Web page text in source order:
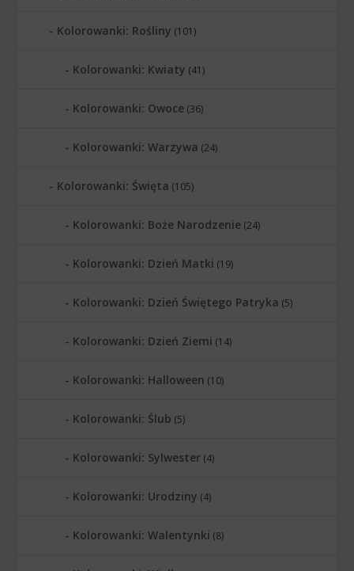
Kolorowanki: Rośliny (101)
Kolorowanki: Kwiaty (41)
Kolorowanki: Owoce (36)
Kolorowanki: Warzywa (24)
Kolorowanki: Święta (105)
Kolorowanki: Boże Narodzenie (24)
Kolorowanki: Dzień Matki (19)
Kolorowanki: Dzień Świętego Patryka (5)
Kolorowanki: Dzień Ziemi (14)
Kolorowanki: Halloween (10)
Kolorowanki: Ślub (5)
Kolorowanki: Sylwester (4)
Kolorowanki: Urodziny (4)
Kolorowanki: Walentynki (8)